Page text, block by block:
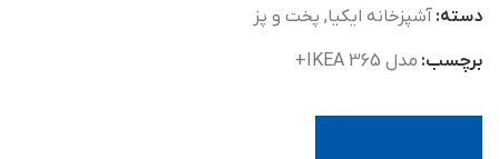
دسته: آشپزخانه ایکیا, پخت و پز
برچسب: مدل IKEA 365+